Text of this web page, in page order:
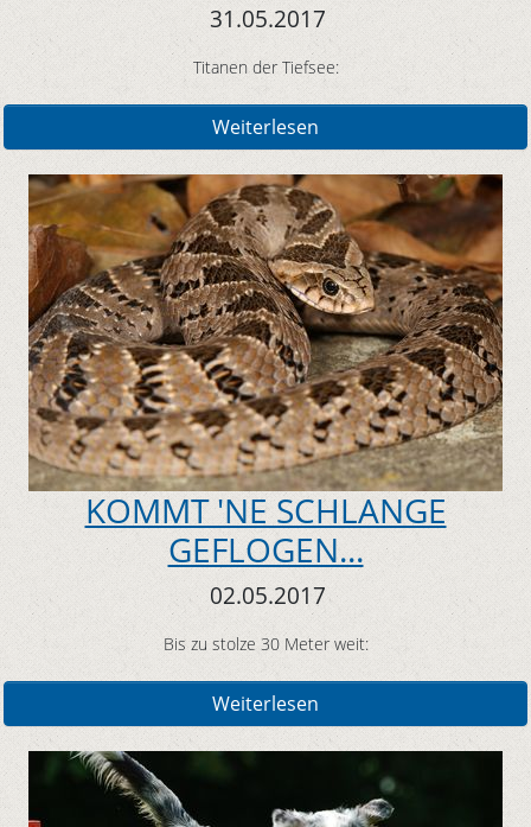
31.05.2017
Titanen der Tiefsee:
Weiterlesen
KOMMT 'NE SCHLANGE
GEFLOGEN...
02.05.2017
Bis zu stolze 30 Meter weit:
Weiterlesen